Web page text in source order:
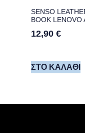
SENSO
BOOK LENOVO
12,90 €
ΣΤΟ ΚΑΛΆΘΙ